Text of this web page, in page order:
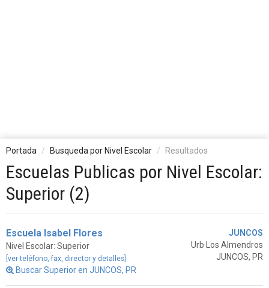
Portada Busqueda por Nivel Escolar Resultados
Escuelas Publicas por Nivel Escolar:
Superior (2)
Escuela Isabel Flores
Nivel Escolar: Superior
[ver teléfono, fax, director y detalles]
Buscar Superior en JUNCOS, PR
JUNCOS
Urb Los Almendros
JUNCOS, PR